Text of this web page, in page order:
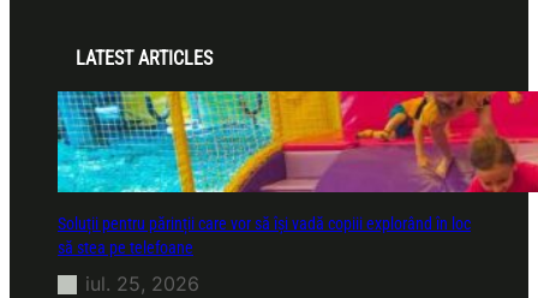
LATEST ARTICLES
Soluții pentru părinții care vor să își vadă copiii explorând în loc
să stea pe telefoane
iul. 25, 2026